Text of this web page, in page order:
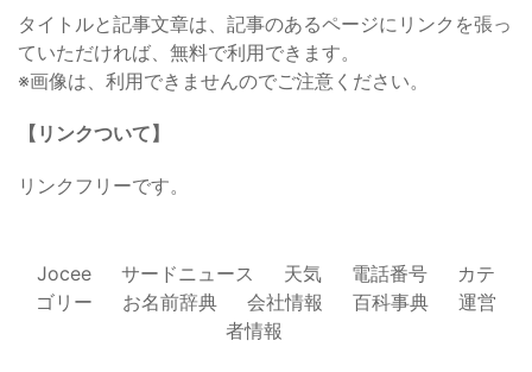
タイトルと記事文章は、記事のあるページにリンクを張っ
ていただければ、無料で利用できます。
※画像は、利用できませんのでご注意ください。
【リンクついて】
リンクフリーです。
Jocee サードニュース 天気 電話番号
カテ
ゴリー
お名前辞典 会社情報 百科事典
運営
者情報